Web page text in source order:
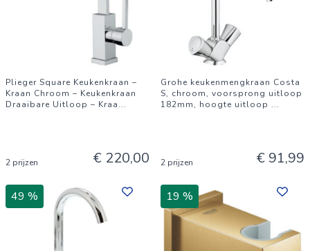
Plieger Square Keukenkraan –
Kraan Chroom – Keukenkraan
Draaibare Uitloop – Kraa...
2 prijzen € 220,00
Grohe keukenmengkraan Costa
S, chroom, voorsprong uitloop
182mm, hoogte uitloop ...
2 prijzen € 91,99
49 % 19 %